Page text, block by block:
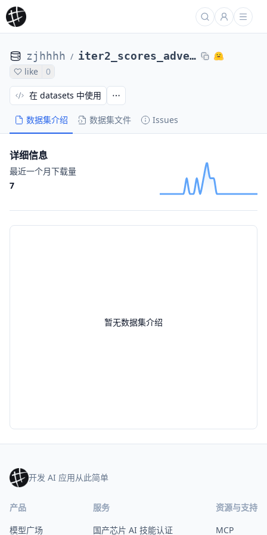
zjhhhh / iter2_scores_adversary_67
like 0
数据集介绍 数据集文件 Issues
在 datasets 中使用
暂无数据集介绍
详细信息
最近一个月下载量
7
开发 AI 应用从此简单
产品
模型广场
服务
国产芯片 AI 技能认证
资源与支持
MCP